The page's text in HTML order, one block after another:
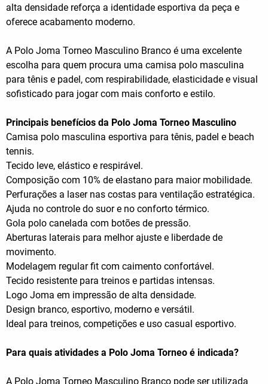
alta densidade reforça a identidade esportiva da peça e
oferece acabamento moderno.
A Polo Joma Torneo Masculino Branco é uma excelente
escolha para quem procura uma camisa polo masculina
para tênis e padel, com respirabilidade, elasticidade e visual
sofisticado para jogar com mais conforto e estilo.
Principais benefícios da Polo Joma Torneo Masculino
Camisa polo masculina esportiva para tênis, padel e beach
tennis.
Tecido leve, elástico e respirável.
Composição com 10% de elastano para maior mobilidade.
Perfurações a laser nas costas para ventilação estratégica.
Ajuda no controle do suor e no conforto térmico.
Gola polo canelada com botões de pressão.
Aberturas laterais para melhor ajuste e liberdade de
movimento.
Modelagem regular fit com caimento confortável.
Tecido resistente para treinos e partidas intensas.
Logo Joma em impressão de alta densidade.
Design branco, esportivo, moderno e versátil.
Ideal para treinos, competições e uso casual esportivo.
Para quais atividades a Polo Joma Torneo é indicada?
A Polo Joma Torneo Masculino Branco pode ser utilizada